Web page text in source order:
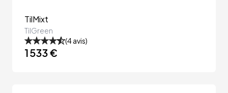
TilMixt
TilGreen
(4avis)
1 533 €